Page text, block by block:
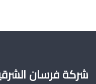
شركة فرسان